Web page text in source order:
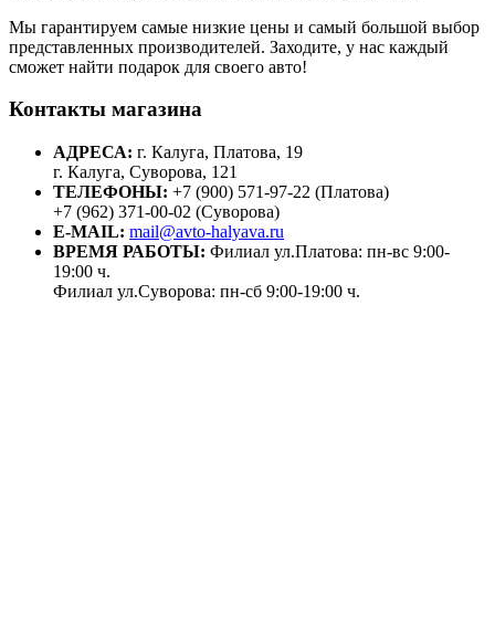
Мы гарантируем самые низкие цены и самый большой выбор
представленных производителей. Заходите, у нас каждый
сможет найти подарок для своего авто!
Контакты магазина
АДРЕСА: г. Калуга, Платова, 19
г. Калуга, Суворова, 121
ТЕЛЕФОНЫ: +7 (900) 571-97-22 (Платова)
+7 (962) 371-00-02 (Суворова)
E-MAIL: mail@avto-halyava.ru
ВРЕМЯ РАБОТЫ: Филиал ул.Платова: пн-вс 9:00-
19:00 ч.
Филиал ул.Суворова: пн-сб 9:00-19:00 ч.